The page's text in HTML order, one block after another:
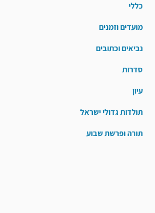
כללי
מועדים וזמנים
נביאים וכתובים
סדרות
עיון
תולדות גדולי ישראל
תורה ופרשת שבוע